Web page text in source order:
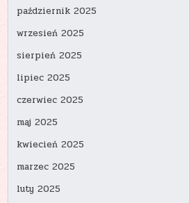
październik 2025
wrzesień 2025
sierpień 2025
lipiec 2025
czerwiec 2025
maj 2025
kwiecień 2025
marzec 2025
luty 2025